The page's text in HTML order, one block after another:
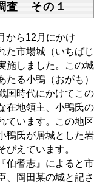
査 その１
から12月にかけ
た市場城（いちばじ
施しました。この城
たる小鴨（おがも）
国時代にかけてこの
在地領主、小鴨氏の
ています。この地区
鴨氏が居城とした岩
びえています。
伯耆志』によると市
、岡田某の城と記さ